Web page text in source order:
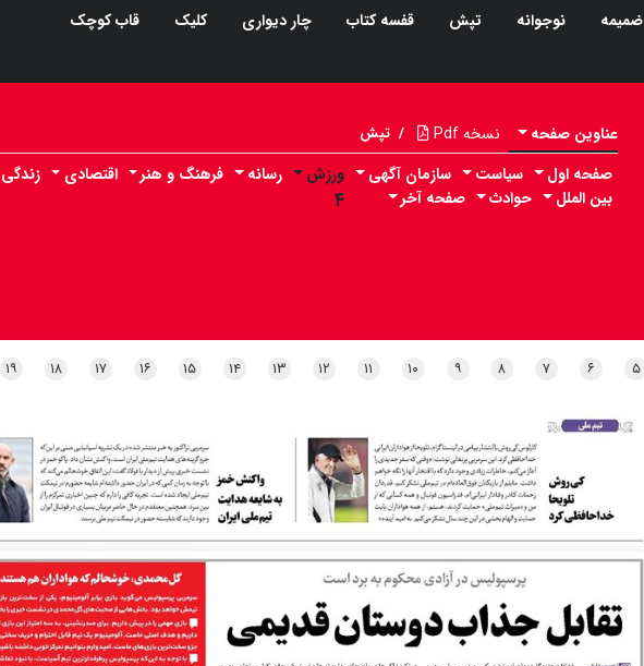
ضمیمه نوجوانه تپش قفسه کتاب چار دیواری کلیک
قاب کوچک
عناوین صفحه نسخه Pdf / تپش
صفحه اول سیاست سازمان آگهی ورزش
۴
رسانه فرهنگ و هنر اقتصادی زندگی
بین الملل
حوادث صفحه آخر
۵ ۶ ۷ ۸ ۹ ۱۰ ۱۱ ۱۲ ۱۳ ۱۴ ۱۵ ۱۶ ۱۷ ۱۸ ۱۹